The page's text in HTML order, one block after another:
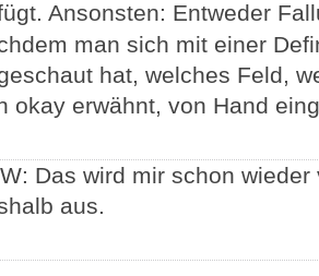
Ansonsten: Entweder
man sich mit einer
hat, welches Feld,
okay erwähnt, von Hand
Das wird mir schon
aus.